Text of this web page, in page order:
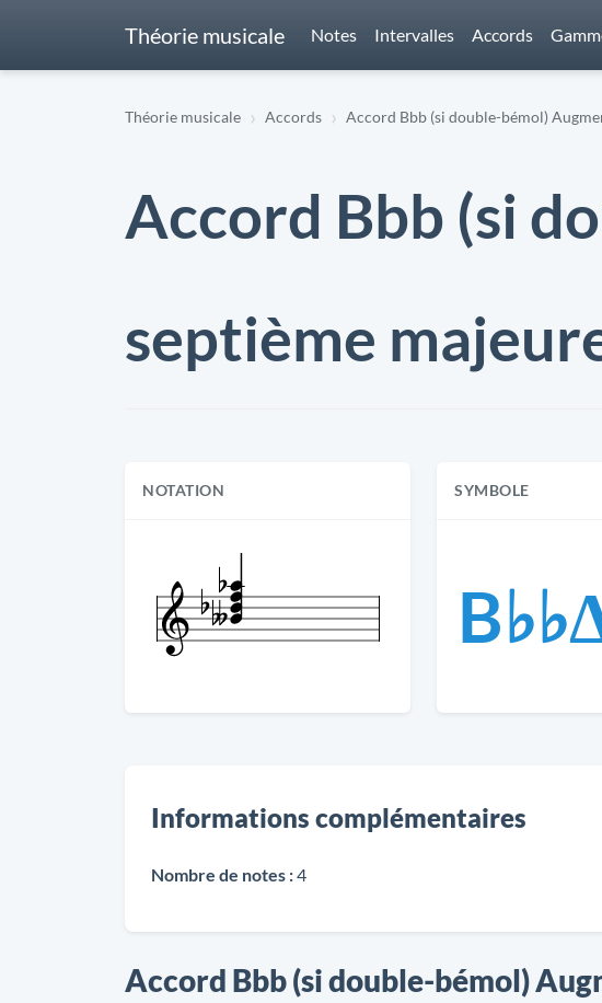
Théorie musicale Notes Intervalles Accords
Théorie musicale Accords Accord Bbb (si double-bémol)
Accord Bbb (si
septième
NOTATION SYMBOLE
Informations complémentaires
Nombre de notes :4
Accord Bbb (si double-bémol)